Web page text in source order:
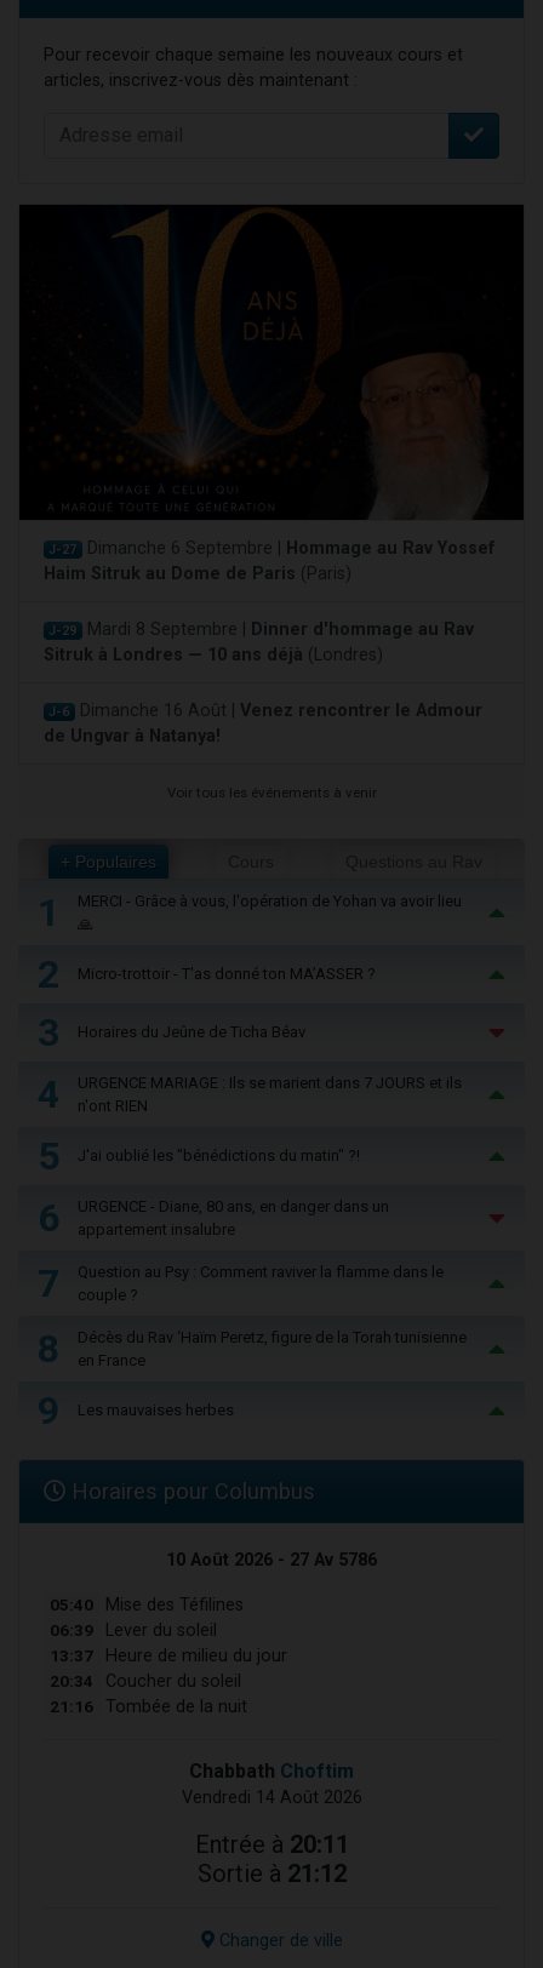
Pour recevoir chaque semaine les nouveaux cours et
articles, inscrivez-vous dès maintenant :
J-27 Dimanche 6 Septembre |
Hommage au Rav Yossef
Haim Sitruk au Dome de Paris (Paris)
J-29 Mardi 8 Septembre |
Dinner d'hommage au Rav
Sitruk à Londres — 10 ans déjà (Londres)
J-6 Dimanche 16 Août | Venez rencontrer le Admour
de Ungvar à Natanya!
Voir tous les événements à venir
+ Populaires
1
MERCI - Grâce à vous, l'opération de Yohan va avoir lieu
🙏
2 Micro-trottoir - T'as donné ton MA’ASSER ?
3 Horaires du Jeûne de Ticha Béav
4
URGENCE MARIAGE : Ils se marient dans 7 JOURS et ils
n'ont RIEN
5 J'ai oublié les "bénédictions du matin" ?!
6
URGENCE - Diane, 80 ans, en danger dans un
appartement insalubre
7
Question au Psy : Comment raviver la flamme dans le
couple ?
8
Décès du Rav ‘Haïm Peretz, figure de la Torah tunisienne
en France
9 Les mauvaises herbes
Horaires pour Columbus
10 Août 2026 - 27 Av 5786
05:40 Mise des Téfilines
06:39 Lever du soleil
13:37 Heure de milieu du jour
20:34 Coucher du soleil
21:16 Tombée de la nuit
Chabbath Choftim
Vendredi 14 Août 2026
Entrée à 20:11
Sortie à 21:12
Changer de ville